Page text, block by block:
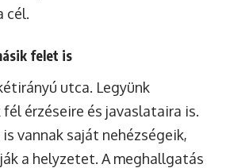
cél.
felet is
utca. Legyünk
érzéseire és javaslataira is.
vannak saját nehézségeik,
a helyzetet. A meghallgatás